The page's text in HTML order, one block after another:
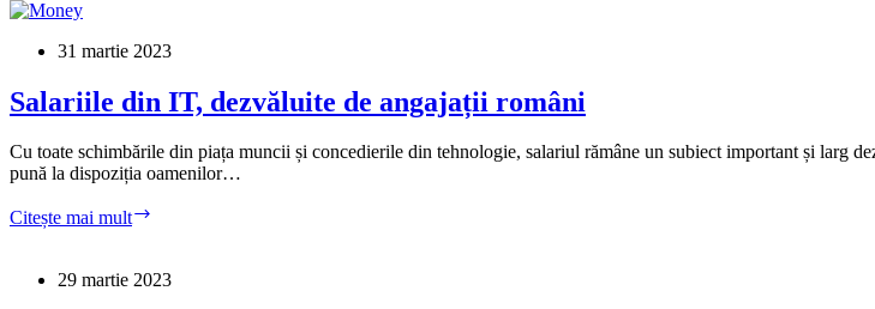
ai
CV
pauze
în
31 martie 2023
Salariile din IT, dezvăluite de angajații români
Cu toate schimbările din piața muncii și concedierile din tehnologie, salariul rămâne un subiect important și larg
pună la dispoziția oamenilor…
Citește mai mult
dezvăluite
29 martie 2023